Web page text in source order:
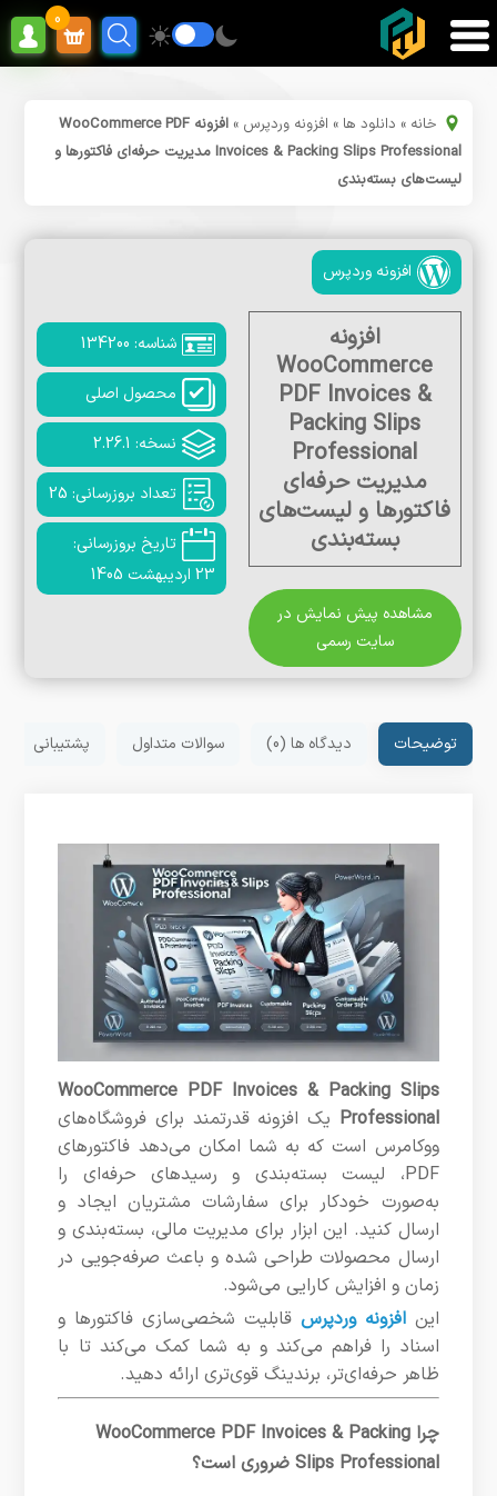
0
خانه » دانلود ها » افزونه وردپرس »
افزونه WooCommerce PDF
Invoices & Packing Slips Professional مدیریت حرفه‌ای فاکتورها و
لیست‌های بسته‌بندی
افزونه وردپرس
افزونه
WooCommerce
PDF Invoices &
Packing Slips
Professional
مدیریت حرفه‌ای
فاکتورها و لیست‌های
بسته‌بندی
مشاهده پیش نمایش در
سایت رسمی
شناسه: 134200
محصول اصلی
نسخه: 2.26.1
تعداد بروزرسانی: 25
تاریخ بروزرسانی:
23 اردیبهشت 1405
توضیحات دیدگاه ها (0) سوالات متداول پشتیبانی
WooCommerce PDF Invoices & Packing Slips
Professional یک افزونه قدرتمند برای فروشگاه‌های
ووکامرس است که به شما امکان می‌دهد فاکتورهای
PDF، لیست بسته‌بندی و رسیدهای حرفه‌ای را
به‌صورت خودکار برای سفارشات مشتریان ایجاد و
ارسال کنید. این ابزار برای مدیریت مالی، بسته‌بندی و
ارسال محصولات طراحی شده و باعث صرفه‌جویی در
زمان و افزایش کارایی می‌شود.
اینافزونه وردپرس قابلیت شخصی‌سازی فاکتورها و
اسناد را فراهم می‌کند و به شما کمک می‌کند تا با
ظاهر حرفه‌ای‌تر، برندینگ قوی‌تری ارائه دهید.
چرا WooCommerce PDF Invoices & Packing
Slips Professional ضروری است؟